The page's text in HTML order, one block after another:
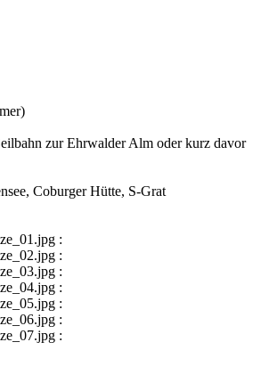
zur Ehrwalder Alm oder kurz davor
Coburger Hütte, S-Grat
:
:
:
:
:
:
: